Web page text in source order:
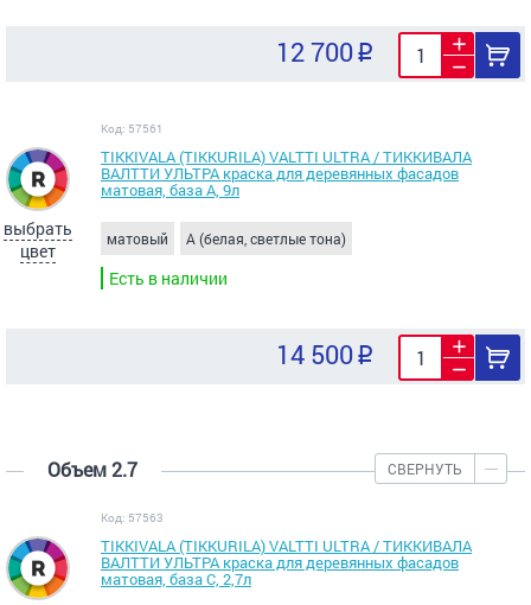
12 700
выбрать
цвет
Код: 57561
TIKKIVALA (TIKKURILA) VALTTI ULTRA / ТИККИВАЛА
ВАЛТТИ УЛЬТРА краска для деревянных фасадов
матовая, база A, 9л
матовый A (белая, светлые тона)
Есть в наличии
14 500
Объем 2.7 СВЕРНУТЬ
Код: 57563
TIKKIVALA (TIKKURILA) VALTTI ULTRA / ТИККИВАЛА
ВАЛТТИ УЛЬТРА краска для деревянных фасадов
матовая, база C, 2,7л